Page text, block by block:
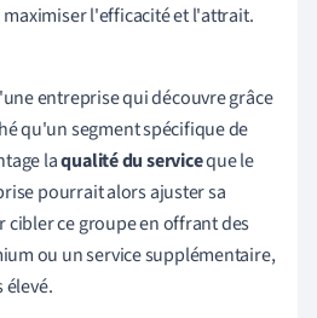
l'efficacité et l'attrait.
entreprise qui découvre grâce
qu'un segment spécifique de
laqualité du serviceque le
pourrait alors ajuster sa
cibler ce groupe en offrant des
ou un service supplémentaire,